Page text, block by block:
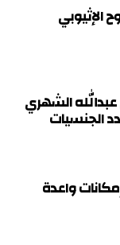
الإثيوبي
الشهري
الجنسيات
واعدة